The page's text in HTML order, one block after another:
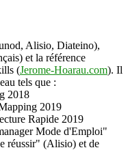
Alisio, Diateino),
et la référence
(Jerome-Hoarau.com). Il
tels que :
2018
2019
Rapide 2019
Mode d'Emploi"
réussir" (Alisio) et de